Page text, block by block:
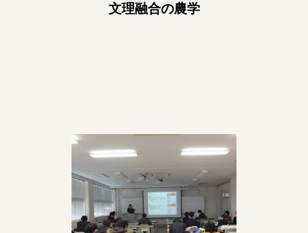
文理融合の農学